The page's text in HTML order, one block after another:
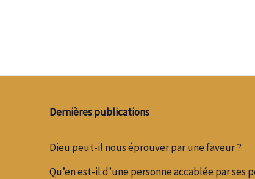
Dernières publications
Dieu peut-il nous éprouver par une faveur ?
Qu’en est-il d’une personne accablée par ses